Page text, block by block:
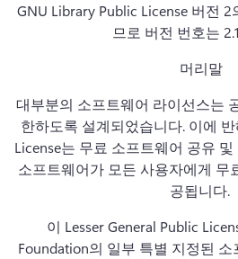
GNU Library Public License 버전
므로 버전 번호는
머리말
대부분의 소프트웨어 라이선스는
한하도록 설계되었습니다. 이에
License는 무료 소프트웨어 공유
소프트웨어가 모든 사용자에게 무
공됩니다.
이 Lesser General Public
Foundation의 일부 특별 지정된